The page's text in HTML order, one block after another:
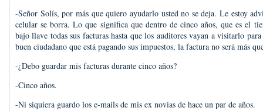
-Señor Solís, por más que quiero ayudarlo usted no se deja. Le estoy
celular se borra. Lo que significa que dentro de cinco años, que es el
bajo llave todas sus facturas hasta que los auditores vayan a visitarlo
buen ciudadano que está pagando sus impuestos, la factura no será más
-¿Debo guardar mis facturas durante cinco años?
-Cinco años.
-Ni siquiera guardo los e-mails de mis ex novias de hace un par de años.